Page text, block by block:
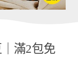
滿2包免